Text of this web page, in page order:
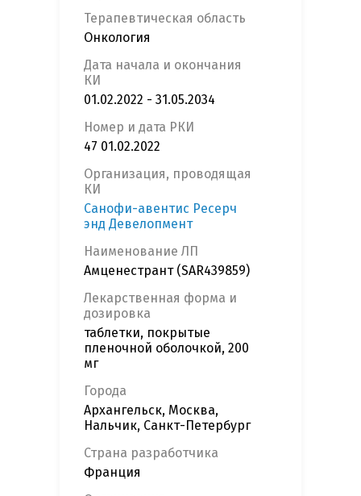
Терапевтическая область
Онкология
Дата начала и окончания
КИ
01.02.2022 - 31.05.2034
Номер и дата РКИ
47 01.02.2022
Организация, проводящая
КИ
Санофи-авентис Ресерч
энд Девелопмент
Наименование ЛП
Амценестрант (SAR439859)
Лекарственная форма и
дозировка
таблетки, покрытые
пленочной оболочкой, 200
мг
Города
Архангельск, Москва,
Нальчик, Санкт-Петербург
Страна разработчика
Франция